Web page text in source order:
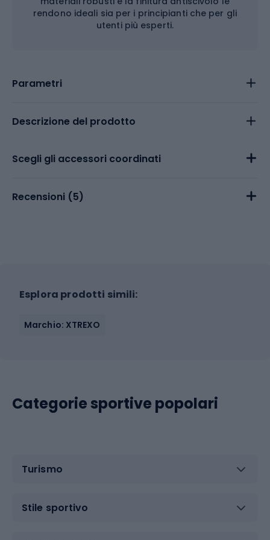
rendono ideali sia per i principianti che per gli
utenti più esperti.
Parametri
Descrizione del prodotto
Scegli gli accessori coordinati
Recensioni (5)
Esplora prodotti simili:
Marchio: XTREXO
Categorie sportive popolari
Turismo
Stile sportivo